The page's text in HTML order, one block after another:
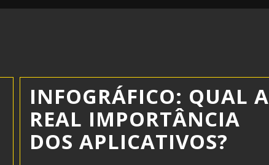
INFOGRÁFICO: QUAL A
REAL IMPORTÂNCIA
DOS APLICATIVOS?